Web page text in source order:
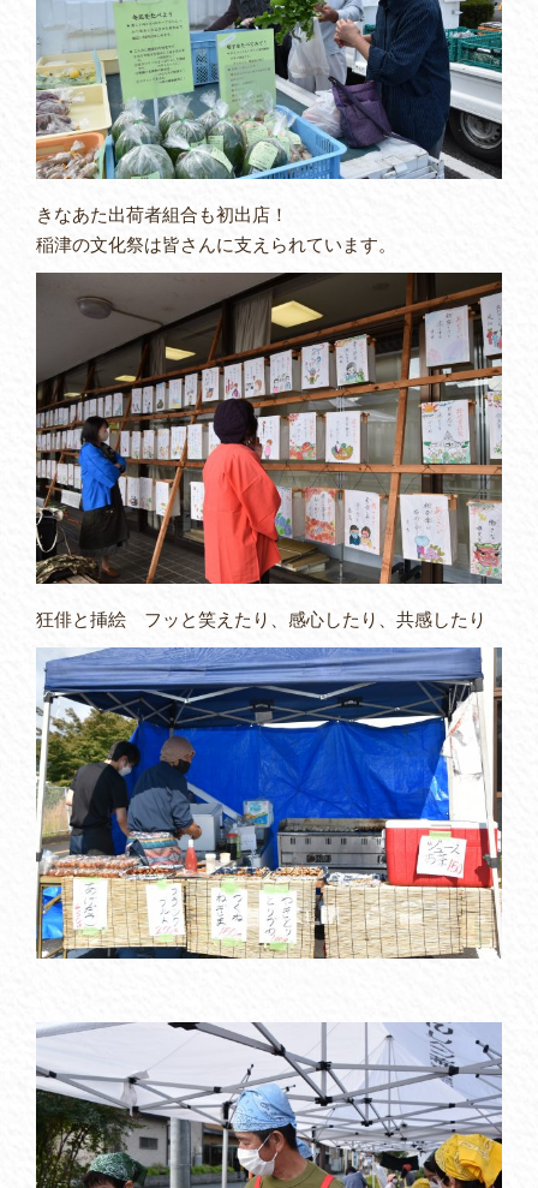
きなあた出荷者組合も初出店！
稲津の文化祭は皆さんに支えられています。
狂俳と挿絵 フッと笑えたり、感心したり、共感したり